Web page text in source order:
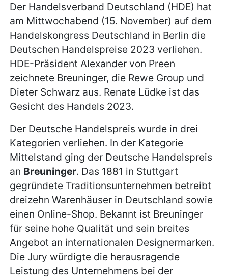
Der Handelsverband Deutschland (HDE) hat
am Mittwochabend (15. November) auf dem
Handelskongress Deutschland in Berlin die
Deutschen Handelspreise 2023 verliehen.
HDE-Präsident Alexander von Preen
zeichnete Breuninger, die Rewe Group und
Dieter Schwarz aus. Renate Lüdke ist das
Gesicht des Handels 2023.
Der Deutsche Handelspreis wurde in drei
Kategorien verliehen. In der Kategorie
Mittelstand ging der Deutsche Handelspreis
an Breuninger. Das 1881 in Stuttgart
gegründete Traditionsunternehmen betreibt
dreizehn Warenhäuser in Deutschland sowie
einen Online-Shop. Bekannt ist Breuninger
für seine hohe Qualität und sein breites
Angebot an internationalen Designermarken.
Die Jury würdigte die herausragende
Leistung des Unternehmens bei der